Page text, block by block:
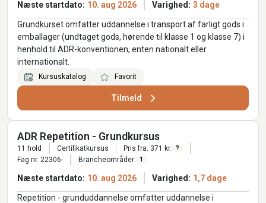
Næste startdato: 10. aug 2026 Varighed: 3 dage
Grundkurset omfatter uddannelse i transport af farligt gods i
emballager (undtaget gods, hørende til klasse 1 og klasse 7) i
henhold til ADR-konventionen, enten nationalt eller
internationalt.
Kursuskatalog Favorit
Tilmeld
ADR Repetition - Grundkursus
11 hold Certifikatkursus Pris fra: 371 kr. ?
Fag nr. 22306- Brancheområder: 1
Næste startdato: 10. aug 2026 Varighed: 1,7 dage
Repetition - grunduddannelse omfatter uddannelse i